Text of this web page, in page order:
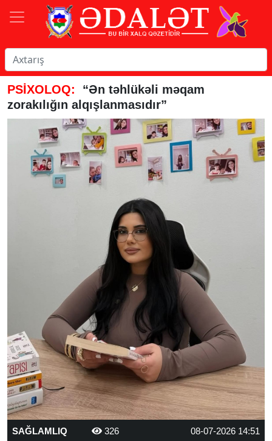
PSİXOLOQ:
“Ən təhlükəli məqam
zorakılığın alqışlanmasıdır”
SAĞLAMLIQ 326 08-07-2026 14:51